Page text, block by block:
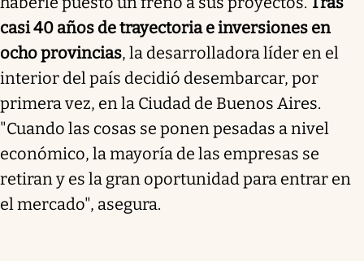
casi 40 años de trayectoria e inversiones en
ocho provincias, la desarrolladora líder en el
interior del país decidió desembarcar, por
primera vez, en la Ciudad de Buenos Aires.
"Cuando las cosas se ponen pesadas a nivel
económico, la mayoría de las empresas se
retiran y es la gran oportunidad para entrar en
el mercado", asegura.